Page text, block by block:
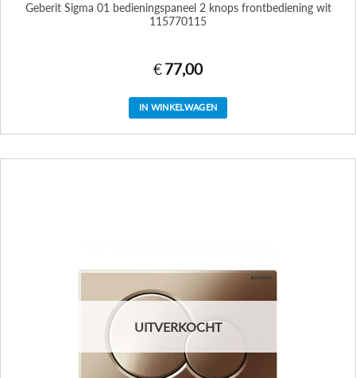
Geberit Sigma 01 bedieningspaneel 2 knops frontbediening wit
115770115
€77,00
IN WINKELWAGEN
UITVERKOCHT